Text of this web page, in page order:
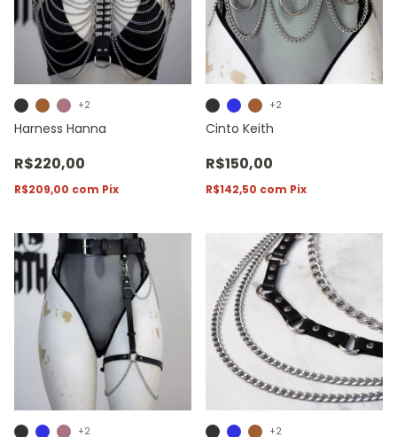
Harness Hanna
R$220,00
R$209,00 com Pix
+2
Cinto Keith
R$150,00
R$142,50 com Pix
+2
+2 +2